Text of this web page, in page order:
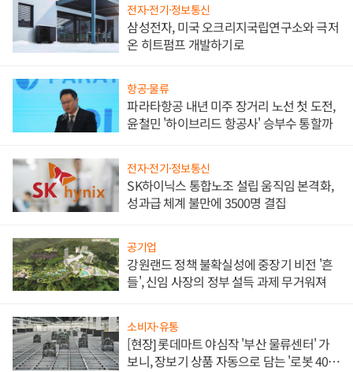
전자·전기·정보통신
삼성전자, 미국 오크리지국립연구소와 극저
온 히트펌프 개발하기로
항공·물류
파라타항공 내년 미주 장거리 노선 첫 도전,
윤철민 '하이브리드 항공사' 승부수 통할까
전자·전기·정보통신
SK하이닉스 통합노조 설립 움직임 본격화,
성과급 체계 불만에 3500명 결집
공기업
강원랜드 정책 불확실성에 중장기 비전 '흔
들', 신임 사장의 정부 설득 과제 무거워져
소비자·유통
[현장] 롯데마트 야심작 '부산 물류센터' 가
보니, 장보기 상품 자동으로 담는 '로봇 400